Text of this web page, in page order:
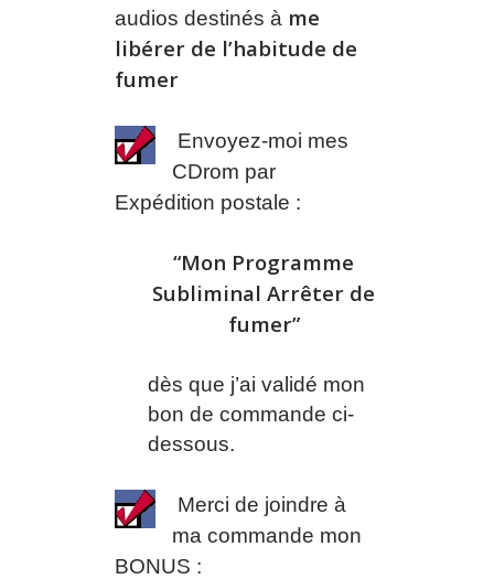
audios destinés à me
libérer de l’habitude de
fumer
Envoyez-moi mes
CDrom par
Expédition postale :
“Mon Programme
Subliminal Arrêter de
fumer”
dès que j’ai validé mon
bon de commande ci-
dessous.
Merci de joindre à
ma commande mon
BONUS :